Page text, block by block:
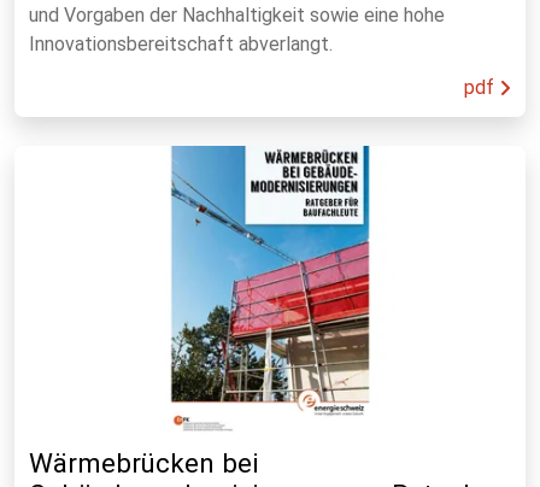
und Vorgaben der Nachhaltigkeit sowie eine hohe
Innovationsbereitschaft abverlangt.
pdf
Wärmebrücken bei